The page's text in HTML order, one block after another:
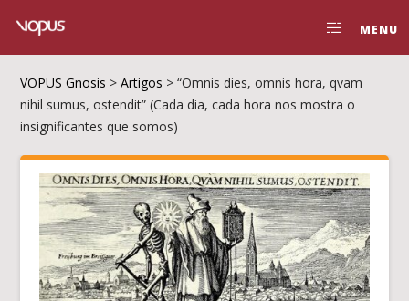
MENU
VOPUS Gnosis >Artigos >“Omnis dies, omnis hora, qvam
nihil sumus, ostendit” (Cada dia, cada hora nos mostra o
insignificantes que somos)